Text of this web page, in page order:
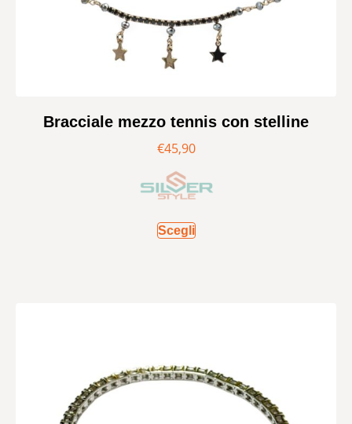
Bracciale mezzo tennis con stelline
€45,90
Scegli